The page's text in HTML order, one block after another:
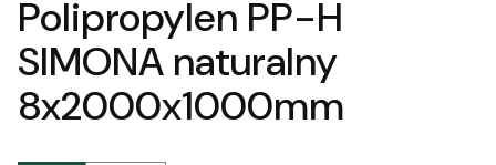
Polipropylen PP-H
SIMONA naturalny
8x2000x1000mm